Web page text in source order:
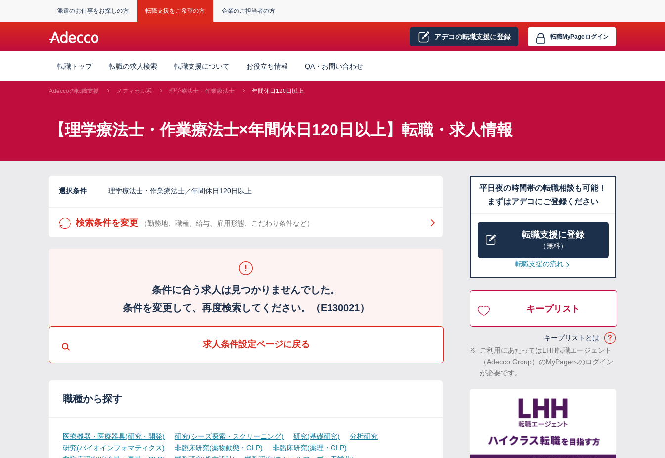
派遣のお仕事をお探しの方 転職支援をご希望の方 企業のご担当者の方
アデコの転職支援に登録 転職MyPageログイン
転職トップ 転職の求人検索 転職支援について お役立ち情報 QA・お問い合わせ
Adeccoの転職支援 メディカル系 理学療法士・作業療法士 年間休日120日以上
【理学療法士・作業療法士×年間休日120日以上】転職・求人情報
選択条件 理学療法士・作業療法士／年間休日120日以上
検索条件を変更 （勤務地、職種、給与、雇用形態、こだわり条件など）
条件に合う求人は見つかりませんでした。
条件を変更して、再度検索してください。（E130021）
求人条件設定ページに戻る
職種から探す
医療機器・医療器具(研究・開発) 研究(シーズ探索・スクリーニング) 研究(基礎研究)
分析研究
研究(バイオインフォマティクス)
非臨床研究(薬物動態・GLP)
非臨床研究(薬理・GLP)
平日夜の時間帯の転職相談も可能！
まずはアデコにご登録ください
転職支援に登録
（無料）
転職支援の流れ
キープリスト
キープリストとは
※
ご利用にあたってはLHH転職エージェント
（Adecco Group）のMyPageへのログイン
が必要です。